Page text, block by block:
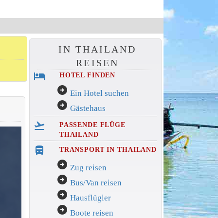
IN THAILAND
REISEN
hotel HOTEL FINDEN
arrow_circle_right Ein Hotel suchen
arrow_circle_right Gästehaus
flight_takeoff
PASSENDE FLÜGE
THAILAND
directions_bus_filled TRANSPORT IN THAILAND
arrow_circle_right Zug reisen
arrow_circle_right Bus/Van reisen
arrow_circle_right Hausflügler
arrow_circle_right Boote reisen